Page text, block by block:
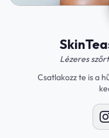
Lézeres
Csatlakozz te is a